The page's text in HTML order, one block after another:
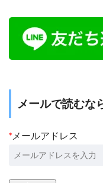
メールで読むな
* メールアドレス